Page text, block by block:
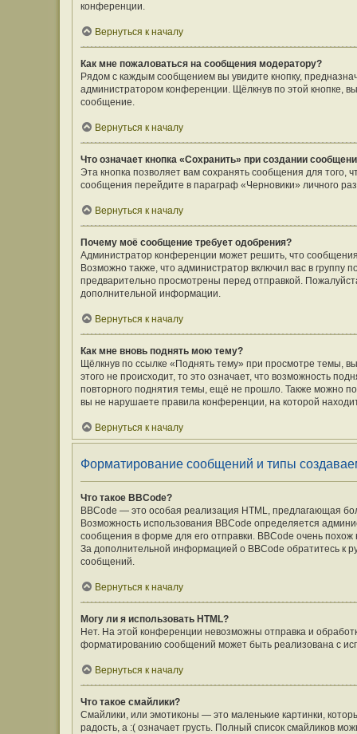
конференции.
Вернуться к началу
Как мне пожаловаться на сообщения модератору?
Рядом с каждым сообщением вы увидите кнопку,
администратором конференции. Щёлкнув по этой кнопке,
сообщение.
Вернуться к началу
Что означает кнопка «Сохранить» при создании
Эта кнопка позволяет вам сохранять сообщения для того,
сообщения перейдите в параграф «Черновики» личного
Вернуться к началу
Почему моё сообщение требует одобрения?
Администратор конференции может решить, что
Возможно также, что администратор включил вас в
предварительно просмотрены перед отправкой.
дополнительной информации.
Вернуться к началу
Как мне вновь поднять мою тему?
Щёлкнув по ссылке «Поднять тему» при просмотре темы,
этого не происходит, то это означает, что возможность
повторного поднятия темы, ещё не прошло. Также можно
вы не нарушаете правила конференции, на которой
Вернуться к началу
Форматирование сообщений и типы
Что такое BBCode?
BBCode — это особая реализация HTML, предлагающая
Возможность использования BBCode определяется
сообщения в форме для его отправки. BBCode очень похож
За дополнительной информацией о BBCode обратитесь к
сообщений.
Вернуться к началу
Могу ли я использовать HTML?
Нет. На этой конференции невозможны отправка и
форматированию сообщений может быть реализована с
Вернуться к началу
Что такое смайлики?
Смайлики, или эмотиконы — это маленькие картинки,
радость, а :( означает грусть. Полный список смайликов